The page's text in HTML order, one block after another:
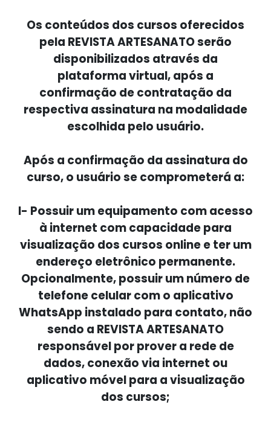
Os conteúdos dos cursos oferecidos
pela REVISTA ARTESANATO serão
disponibilizados através da
plataforma virtual, após a
confirmação de contratação da
respectiva assinatura na modalidade
escolhida pelo usuário.
Após a confirmação da assinatura do
curso, o usuário se comprometerá a:
I- Possuir um equipamento com acesso
à internet com capacidade para
visualização dos cursos online e ter um
endereço eletrônico permanente.
Opcionalmente, possuir um número de
telefone celular com o aplicativo
WhatsApp instalado para contato, não
sendo a REVISTA ARTESANATO
responsável por prover a rede de
dados, conexão via internet ou
aplicativo móvel para a visualização
dos cursos;